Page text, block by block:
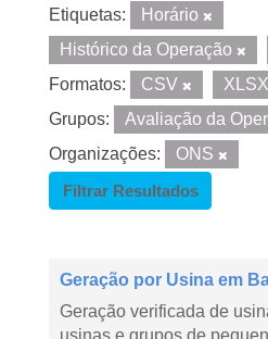
Etiquetas:
Horário
Histórico da Operação
Formatos:
CSV XLSX
Grupos:
Avaliação da
Organizações:
ONS
Filtrar Resultados
Geração por Usina em
Geração verificada de
usinas e grupos de